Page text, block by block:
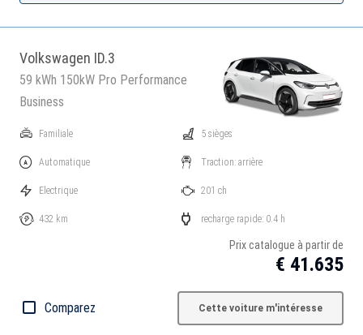
Volkswagen ID.3
59 kWh 150kW Pro Performance
Business
Familiale
Automatique
Electrique
432 km
5 sièges
Traction: arrière
201 ch
recharge rapide: 0.4 h
Prix catalogue à partir de
€ 41.635
Comparez Cette voiture m'intéresse